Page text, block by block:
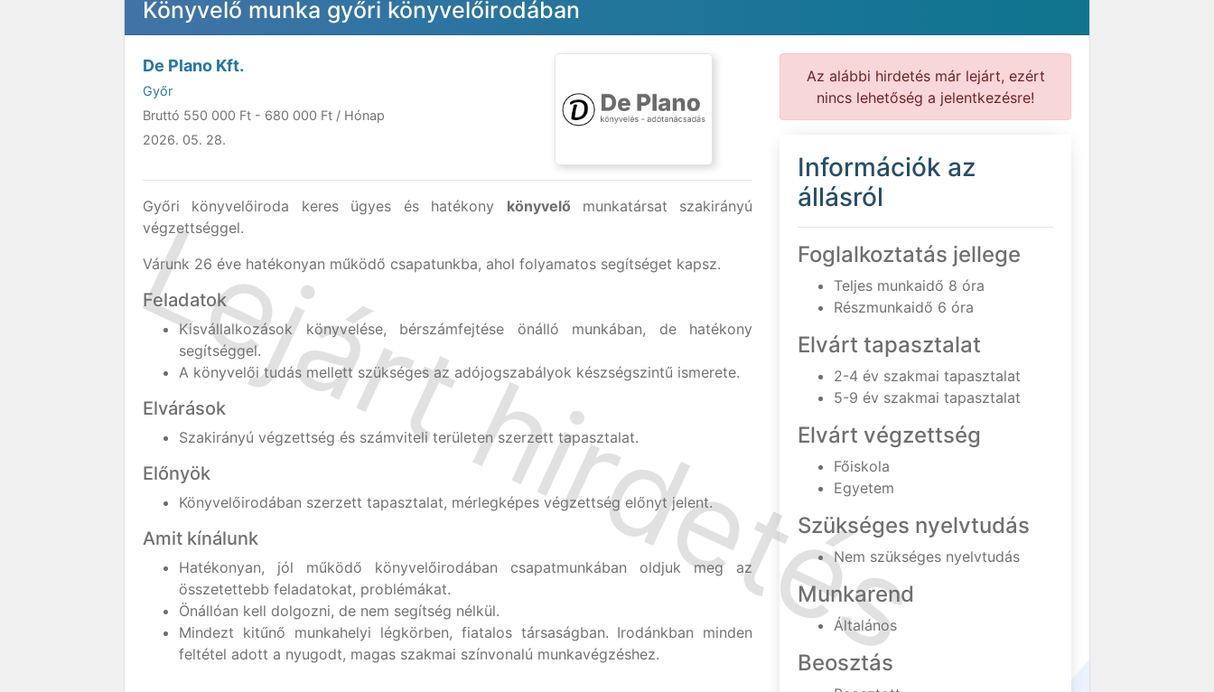
Könyvelő munka győri könyvelőirodában
De Plano Kft.
Győr
Bruttó 550 000 Ft - 680 000 Ft / Hónap
2026. 05. 28.
Győri könyvelőiroda keres ügyes és hatékony könyvelő munkatársat szakirányú
végzettséggel.
Várunk 26 éve hatékonyan működő csapatunkba, ahol folyamatos segítséget kapsz.
Feladatok
Kisvállalkozások könyvelése, bérszámfejtése önálló munkában, de hatékony
segítséggel.
A könyvelői tudás mellett szükséges az adójogszabályok készségszintű ismerete.
Elvárások
Szakirányú végzettség és számviteli területen szerzett tapasztalat.
Előnyök
Könyvelőirodában szerzett tapasztalat, mérlegképes végzettség előnyt jelent.
Amit kínálunk
Hatékonyan, jól működő könyvelőirodában csapatmunkában oldjuk meg az
összetettebb feladatokat, problémákat.
Önállóan kell dolgozni, de nem segítség nélkül.
Mindezt kitűnő munkahelyi légkörben, fiatalos társaságban. Irodánkban minden
feltétel adott a nyugodt, magas szakmai színvonalú munkavégzéshez.
Az alábbi hirdetés már lejárt, ezért
nincs lehetőség a jelentkezésre!
Információk az
állásról
Foglalkoztatás jellege
Teljes munkaidő 8 óra
Részmunkaidő 6 óra
Elvárt tapasztalat
2-4 év szakmai tapasztalat
5-9 év szakmai tapasztalat
Elvárt végzettség
Főiskola
Egyetem
Szükséges nyelvtudás
Nem szükséges nyelvtudás
Munkarend
Általános
Beosztás